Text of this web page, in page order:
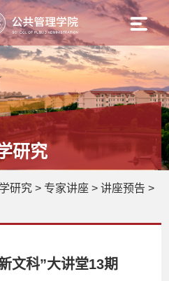
研究
研究 > 专家讲座 > 讲座预告 >
文科”大讲堂13期